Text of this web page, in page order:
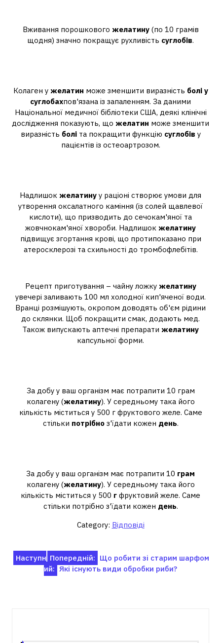
Вживання порошкового желатину(по 10 грамів
щодня) значно покращує рухливість суглобів.
Колаген у желатин може зменшити виразність болі у
суглобахпов'язана із запаленням. За даними
Національної медичної бібліотеки США, деякі клінічні
дослідження показують, що желатин може зменшити
виразність боліта покращити функцію суглобів у
пацієнтів із остеоартрозом.
Надлишок желатину у раціоні створює умови для
утворення оксалатного каміння (із солей щавлевої
кислоти), що призводить до сечокам'яної та
жовчнокам'яної хвороби. Надлишок желатину
підвищує згортання крові, що протипоказано при
атеросклерозі та схильності до тромбофлебітів.
Рецепт приготування – чайну ложку желатину
увечері заливають 100 мл холодної кип'яченої води.
Вранці розмішують, окропом доводять об'єм рідини
до склянки. Щоб покращити смак, додають мед.
Також випускають аптечні препарати желатину
капсульної форми.
За добу у ваш організм має потрапити 10 грам
колагену (желатину). У середньому така його
кількість міститься у 500 г фруктового желе. Саме
стільки потрібноз'їдати кожен день.
За добу у ваш організм має потрапити 10 грам
колагену (желатину). У середньому така його
кількість міститься у 500 г фруктовий желе. Саме
стільки потрібно з'їдати кожен день.
Category: Відповіді
Навігація
записів
Попередній: Що робити зі старим шарфом
Наступн
ий: Які існують види обробки риби?